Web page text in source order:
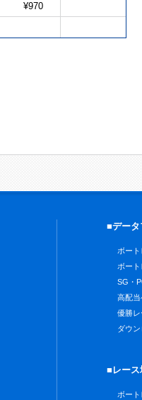
¥970
■データ
ボー
ボー
SG・
高配
優勝
ダウ
■レース
ボー